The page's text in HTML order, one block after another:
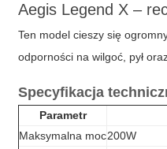
Aegis Legend X –
Ten model cieszy się
odporności na wilgoć, pył
Specyfikacja
Parametr
Maksymalna moc200W